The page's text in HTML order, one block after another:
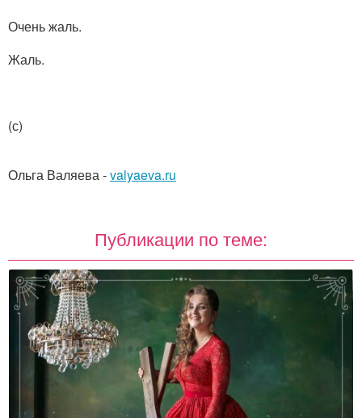
Очень жаль.
Жаль.
(с)
Ольга Валяева-valyaeva.ru
Публикации по теме: